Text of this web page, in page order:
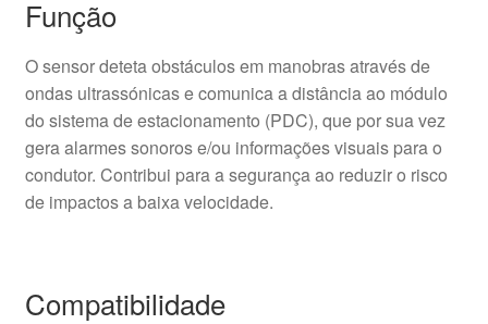
Função
O sensor deteta obstáculos em manobras através de
ondas ultrassónicas e comunica a distância ao módulo
do sistema de estacionamento (PDC), que por sua vez
gera alarmes sonoros e/ou informações visuais para o
condutor. Contribui para a segurança ao reduzir o risco
de impactos a baixa velocidade.
Compatibilidade